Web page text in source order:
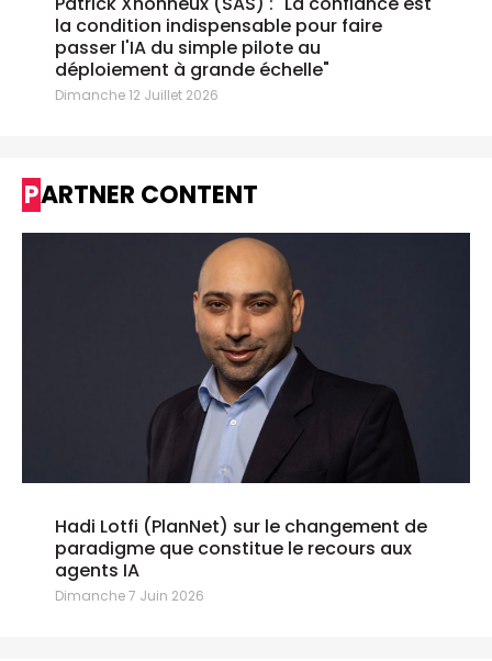
la condition indispensable pour faire
passer l'IA du simple pilote au
déploiement à grande échelle"
Dimanche 12 Juillet 2026
PARTNER CONTENT
Hadi Lotfi (PlanNet) sur le changement de
paradigme que constitue le recours aux
agents IA
Dimanche 7 Juin 2026